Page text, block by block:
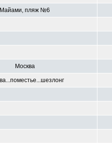
Майами, пляж №6
Москва